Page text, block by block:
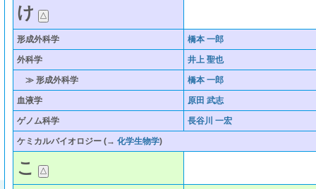
け
形成外科学 橋本 一郎
外科学 井上 聖也
≫ 形成外科学 橋本 一郎
血液学 原田 武志
ゲノム科学 長谷川 一宏
ケミカルバイオロジー(→ 化学生物学)
こ